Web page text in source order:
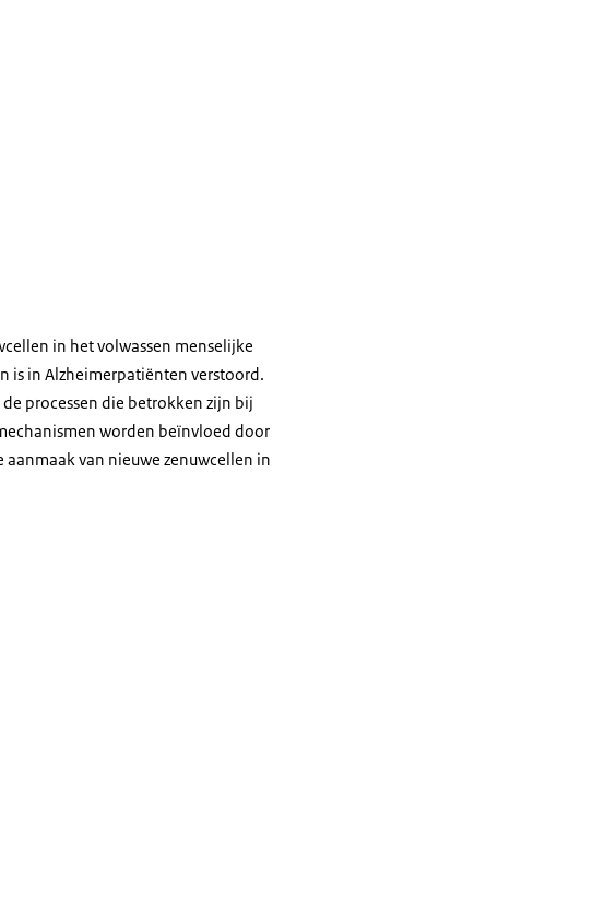
in het volwassen menselijke
is in Alzheimerpatiënten verstoord.
processen die betrokken zijn bij
worden beïnvloed door
van nieuwe zenuwcellen in